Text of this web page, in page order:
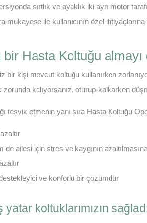
sırtlık ve ayaklık iki ayrı motor
mukayese ile kullanıcının özel
bir Hasta Koltuğu
bir kişi mevcut koltuğu kullanırken
kalıyorsanız, oturup-kalkarken
teşvik etmenin yanı sıra Hasta Koltuğu
de ailesi için stres ve kaygının
ve konforlu bir çözümdür
koltuklarımızın